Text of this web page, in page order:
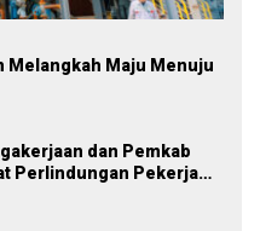
Melangkah Maju Menuju
dan Pemkab
Perlindungan Pekerja